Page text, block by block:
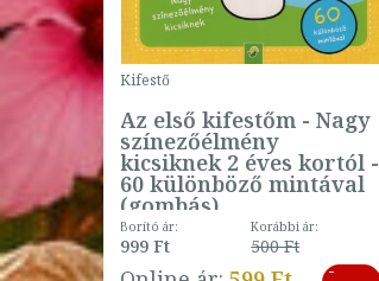
ár:
Ft
Kifestő
Az első kifestőm - Nagy
színezőélmény
kicsiknek 2 éves kortól -
60 különböző mintával
(gombás)
Borító ár:
999 Ft
Korábbi ár:
500 Ft
-